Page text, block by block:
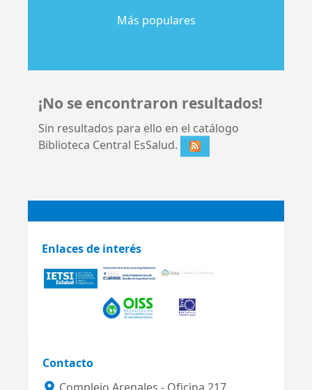
Más populares
¡No se encontraron resultados!
Sin resultados para ello en el catálogo
Biblioteca Central EsSalud.
Enlaces de interés
Contacto